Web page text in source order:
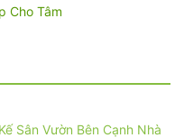
Cho Tâm
Sân Vườn Bên Cạnh Nhà